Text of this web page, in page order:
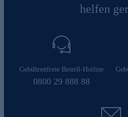
helfen
Gebührenfreie Bestell-Hotline
0800 29 888 88